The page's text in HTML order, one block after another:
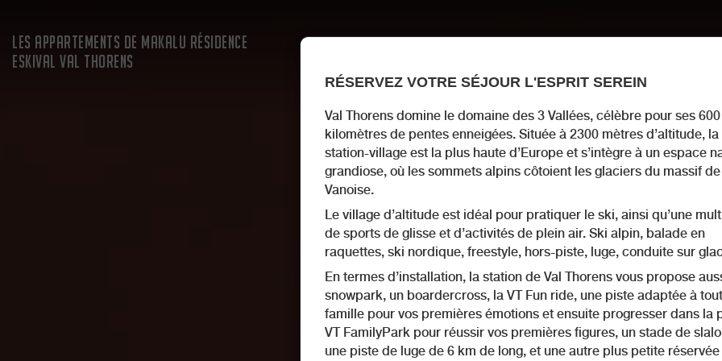
LES APPARTEMENTS DE MAKALU RÉSIDENCE
ESKIVAL VAL THORENS
RÉSERVEZ VOTRE SÉJOUR L'ESPRIT SEREIN
Val Thorens domine le domaine des 3 Vallées, célèbre pour ses 600
kilomètres de pentes enneigées. Située à 2300 mètres d’altitude, la
station-village est la plus haute d’Europe et s’intègre à un espace
grandiose, où les sommets alpins côtoient les glaciers du massif
Vanoise.
Le village d’altitude est idéal pour pratiquer le ski, ainsi qu’une
de sports de glisse et d’activités de plein air. Ski alpin, balade en
raquettes, ski nordique, freestyle, hors-piste, luge, conduite sur
En termes d’installation, la station de Val Thorens vous propose
snowpark, un boardercross, la VT Fun ride, une piste adaptée à
famille pour vos premières émotions et ensuite progresser dans la
VT FamilyPark pour réussir vos premières figures, un stade de
une piste de luge de 6 km de long, et une autre plus petite